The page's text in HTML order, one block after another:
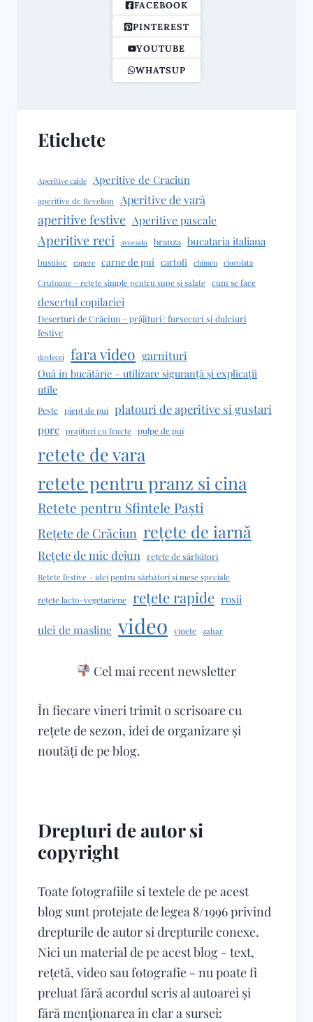
FACEBOOK
PINTEREST
YOUTUBE
WHATSUP
Etichete
Aperitive calde Aperitive de Craciun
aperitive de Revelion Aperitive de vară
aperitive festive Aperitive pascale
Aperitive reci avocado branza bucataria italiana
busuioc capere carne de pui cartofi chimen ciocolata
Crutoane – rețete simple pentru supe și salate
cum se face
desertul copilariei
Deserturi de Crăciun – prăjituri/ fursecuri și dulciuri
festive
dovlecei fara video garnituri
Ouă în bucătărie – utilizare siguranță și explicații
utile
Pește piept de pui platouri de aperitive si gustari
porc prajituri cu fructe pulpe de pui
retete de vara
retete pentru pranz si cina
Retete pentru Sfintele Paști
Rețete de Crăciun rețete de iarnă
Rețete de mic dejun rețete de sărbători
Rețete festive – idei pentru sărbători și mese speciale
rețete lacto-vegetariene rețete rapide rosii
ulei de masline video vinete zahar
Cel mai recent newsletter
În fiecare vineri trimit o scrisoare cu
rețete de sezon, idei de organizare și
noutăți de pe blog.
Drepturi de autor si
copyright
Toate fotografiile si textele de pe acest
blog sunt protejate de legea 8/1996 privind
drepturile de autor si drepturile conexe.
Nici un material de pe acest blog - text,
reţetă, video sau fotografie - nu poate fi
preluat fără acordul scris al autoarei şi
fără menționarea în clar a sursei: